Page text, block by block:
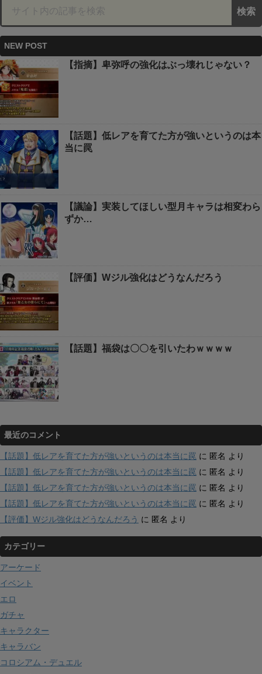
NEW POST
【指摘】卑弥呼の強化はぶっ壊れじゃない？
【話題】低レアを育てた方が強いというのは本
当に罠
【議論】実装してほしい型月キャラは相変わら
ずか…
【評価】Wジル強化はどうなんだろう
【話題】福袋は〇〇を引いたわｗｗｗｗ
最近のコメント
【話題】低レアを育てた方が強いというのは本当に罠 に 匿名 より
【話題】低レアを育てた方が強いというのは本当に罠 に 匿名 より
【話題】低レアを育てた方が強いというのは本当に罠 に 匿名 より
【話題】低レアを育てた方が強いというのは本当に罠 に 匿名 より
【評価】Wジル強化はどうなんだろう に 匿名 より
カテゴリー
アーケード
イベント
エロ
ガチャ
キャラクター
キャラバン
コロシアム・デュエル